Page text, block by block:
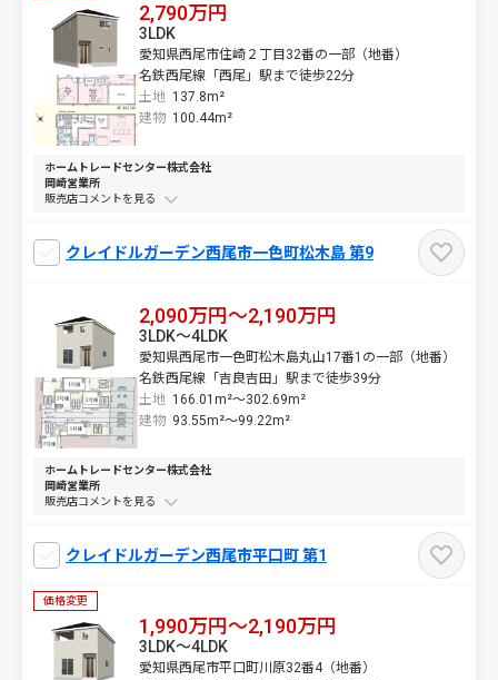
2,790万円
愛知県西尾市住崎２丁目32番の一部（地番）
名鉄西尾線「西尾」駅まで徒歩22分
土地 137.8m²
3LDK
建物 100.44m²
ホームトレードセンター株式会社
岡崎営業所
販売店コメントを
クレイドルガーデン西尾市一色町松木島 第9
2,090万円～2,190万円
愛知県西尾市一色町松木島丸山17番1の一部（地番）
名鉄西尾線「吉良吉田」駅まで徒歩39分
土地 166.01m²～302.69m²
3LDK～4LDK
建物 93.55m²～99.22m²
ホームトレードセンター株式会社
岡崎営業所
販売店コメントを
クレイドルガーデン西尾市平口町 第1
価格変更
1,990万円～2,190万円
愛知県西尾市平口町川原32番4（地番）
3LDK～4LDK